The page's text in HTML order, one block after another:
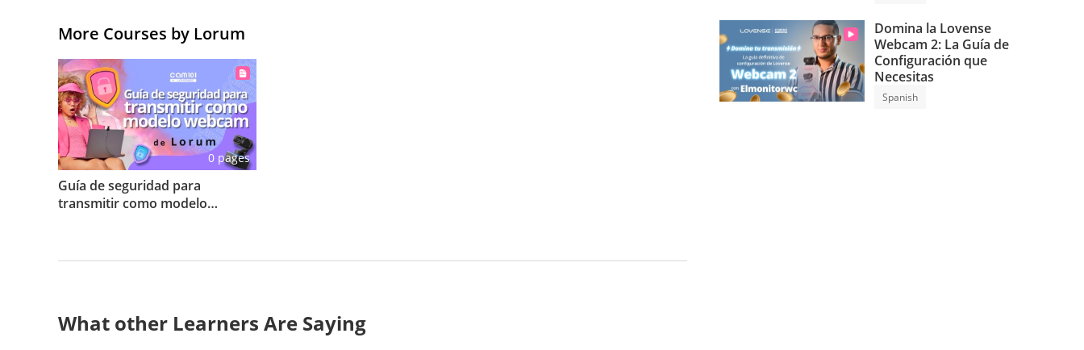
More Courses by Lorum
Guía de seguridad para
transmitir como modelo
0 pages
What other Learners Are Saying
Domina la Lovense
Webcam 2: La Guía de
Configuración que
Necesitas
Spanish